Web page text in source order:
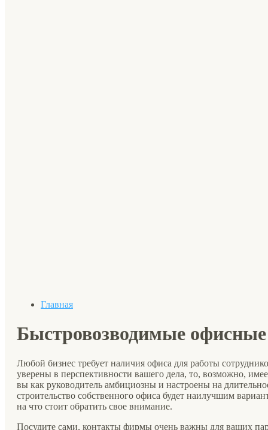
Главная
Быстровозводимые офисные
Любой бизнес требует наличия офиса для работы
уверены в перспективности вашего дела, то, возможно,
вы как руководитель амбициозны и настроены на
строительство собственного офиса будет наилучшим
на что стоит обратить свое внимание.
Посудите сами, контакты фирмы очень важны для ваших